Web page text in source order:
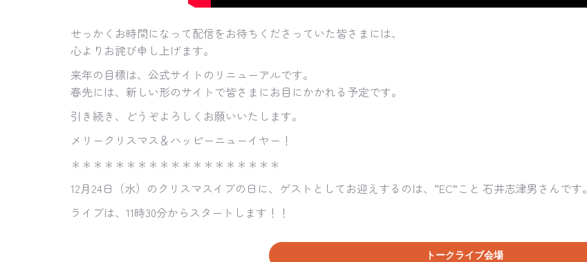
せっかくお時間になって配信をお待ちくださっていた皆さまには、
心よりお詫び申し上げます。
来年の目標は、公式サイトのリニューアルです。
春先には、新しい形のサイトで皆さまにお目にかかれる予定です。
引き続き、どうぞよろしくお願いいたします。
メリークリスマス＆ハッピーニューイヤー！
＊＊＊＊＊＊＊＊＊＊＊＊＊＊＊＊＊＊＊
12月24日（水）のクリスマスイブの日に、ゲストとしてお迎えするのは、“EC”こと 石井志津男さんです。
ライブは、11時30分からスタートします！！
トークライブ会場